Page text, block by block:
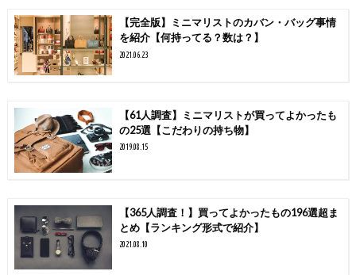
【完全版】ミニマリストのカバン・バッグ事情
を紹介【何持ってる？数は？】
2021.06.23
【61人調査】ミニマリストが買ってよかったも
の25選【こだわりの持ち物】
2019.08.15
【365人調査！】買ってよかったもの196選超ま
とめ【ランキング形式で紹介】
2021.08.10